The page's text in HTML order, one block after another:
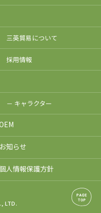
三英貿易について
採用情報
－ キャラクター
お知らせ
人情報保護方針
LTD.